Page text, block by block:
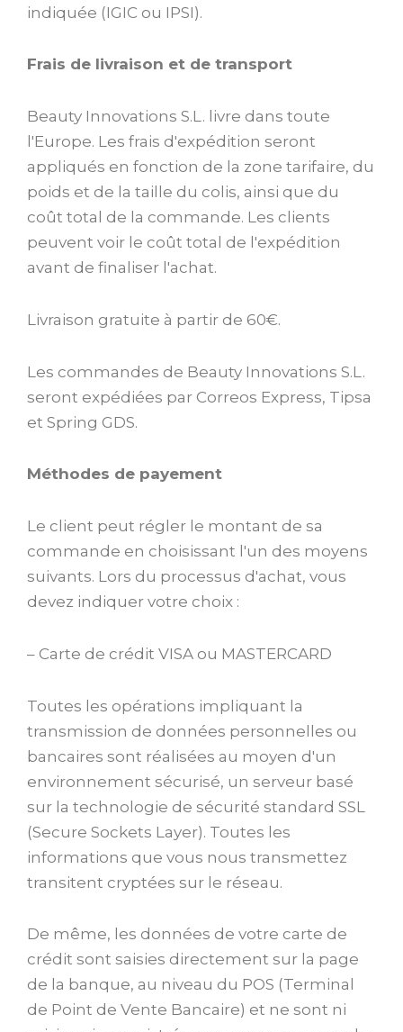
indiquée (IGIC ou IPSI).
Frais de livraison et de transport
Beauty Innovations S.L. livre dans toute
l'Europe. Les frais d'expédition seront
appliqués en fonction de la zone tarifaire, du
poids et de la taille du colis, ainsi que du
coût total de la commande. Les clients
peuvent voir le coût total de l'expédition
avant de finaliser l'achat.
Livraison gratuite à partir de 60€.
Les commandes de Beauty Innovations S.L.
seront expédiées par Correos Express, Tipsa
et Spring GDS.
Méthodes de payement
Le client peut régler le montant de sa
commande en choisissant l'un des moyens
suivants. Lors du processus d'achat, vous
devez indiquer votre choix :
– Carte de crédit VISA ou MASTERCARD
Toutes les opérations impliquant la
transmission de données personnelles ou
bancaires sont réalisées au moyen d'un
environnement sécurisé, un serveur basé
sur la technologie de sécurité standard SSL
(Secure Sockets Layer). Toutes les
informations que vous nous transmettez
transitent cryptées sur le réseau.
De même, les données de votre carte de
crédit sont saisies directement sur la page
de la banque, au niveau du POS (Terminal
de Point de Vente Bancaire) et ne sont ni